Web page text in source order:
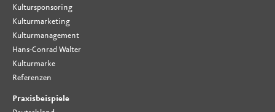
Kultursponsoring
Kulturmarketing
Kulturmanagement
Hans-Conrad Walter
Kulturmarke
Referenzen
Praxisbeispiele